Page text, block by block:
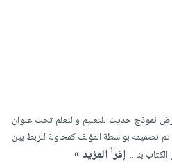
نموذج حديث للتعليم والتعلم تحت عنوان
تصميمه بواسطة المؤلف كمحاولة للربط بين
بنا... إقرأ المزيد »